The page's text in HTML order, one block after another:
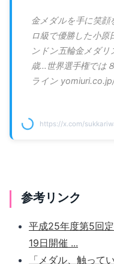
金メダルを手に笑顔
ロ級で優勝した小原
ンドン五輪金メダリ
歳…世界選手権では
ライン
https://x.com/
参考リンク
平成25年度第5回
19日開催 ...
「メダル、触って